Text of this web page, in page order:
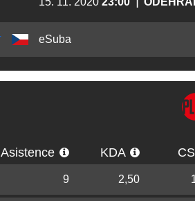
eSuba
Asistence KDA
9 2,50